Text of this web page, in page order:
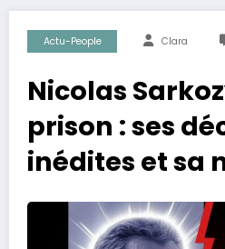
Actu-People Clara
Nicolas
prison : ses
inédites et sa